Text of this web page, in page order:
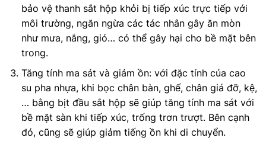
bảo vệ thanh sắt hộp khỏi bị tiếp xúc trực tiếp với
môi trường, ngăn ngừa các tác nhân gây ăn mòn
như mưa, nắng, gió… có thể gây hại cho bề mặt bên
trong.
Tăng tính ma sát và giảm ồn: với đặc tính của cao
su pha nhựa, khi bọc chân bàn, ghế, chân giá đỡ, kệ,
… bằng bịt đầu sắt hộp sẽ giúp tăng tính ma sát với
bề mặt sàn khi tiếp xúc, trống trơn trượt. Bên cạnh
đó, cũng sẽ giúp giảm tiếng ồn khi di chuyển.